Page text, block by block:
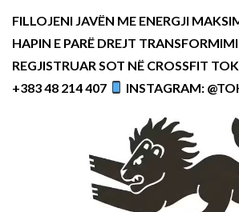
FILLOJENI JAVËN ME ENERGJI
HAPIN E PARË DREJT
REGJISTRUAR SOT NË CROSSFIT
+383 48 214 407
INSTAGRAM: